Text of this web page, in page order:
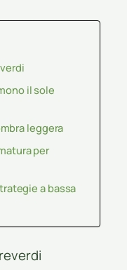
il sole
leggera
per
a bassa